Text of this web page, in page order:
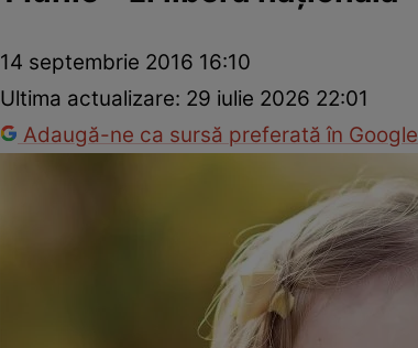
Dragoste și SexEvenimenteHoroscop
14 septembrie 2016 16:10
Ultima actualizare: 29 iulie 2026 22:01
Adaugă-ne ca sursă preferată în Google